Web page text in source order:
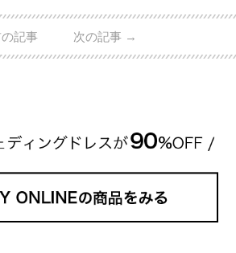
、 とても人気となっているのです。 その相場
～30万円ほどとなっています。 小栗旬さん・
記事 次の記事 →